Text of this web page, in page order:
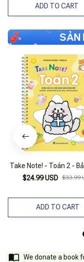
ADD TO CART
SẢN
Take Note! - Toán 2 -
$24.99 USD $33.99
ADD TO CART
We donate a book